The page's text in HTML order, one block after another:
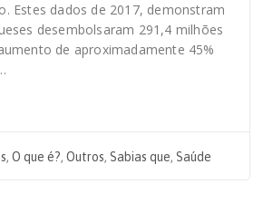
Estes dados de 2017, demonstram
desembolsaram 291,4 milhões
de aproximadamente 45%
, O que é?, Outros, Sabias que, Saúde